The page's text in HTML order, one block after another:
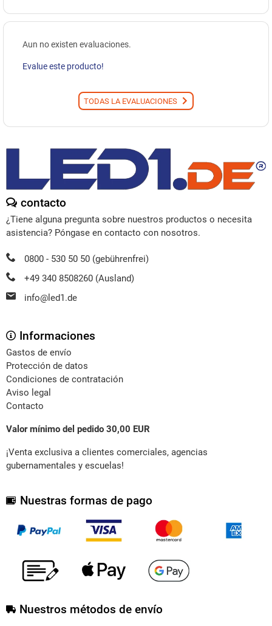
Aun no existen evaluaciones.
Evalue este producto!
TODAS LA EVALUACIONES
contacto
¿Tiene alguna pregunta sobre nuestros productos o necesita
asistencia? Póngase en contacto con nosotros.
0800 - 530 50 50 (gebührenfrei)
+49 340 8508260 (Ausland)
info@led1.de
Informaciones
Gastos de envío
Protección de datos
Condiciones de contratación
Aviso legal
Contacto
Valor mínimo del pedido 30,00 EUR
¡Venta exclusiva a clientes comerciales, agencias
gubernamentales y escuelas!
Nuestras formas de pago
Nuestros métodos de envío